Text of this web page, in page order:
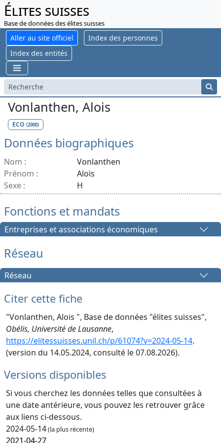
Élites suisses
Base de données des élites suisses
Aller au site officiel
Index des personnes
Index des entités
Vonlanthen, Alois
ECO (2000)
Données biographiques
Nom :
Vonlanthen
Prénom :
Alois
Sexe :
H
Fonctions et mandats
Entreprises et associations économiques
Réseau
Réseau
Citer cette fiche
"Vonlanthen, Alois ", Base de données "élites suisses",
Obélis, Université de Lausanne,
https://elitessuisses.unil.ch/p/61074?v=2024-05-14.
(version du 14.05.2024, consulté le 07.08.2026).
Versions disponibles
Si vous cherchez les données telles que consultées à
une date antérieure, vous pouvez les retrouver grâce
aux liens ci-dessous.
2024-05-14(la plus récente)
2021-04-27